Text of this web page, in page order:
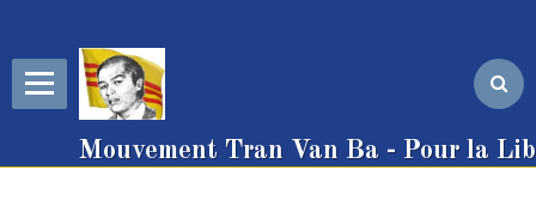
Mouvement Tran Van Ba - Pour la